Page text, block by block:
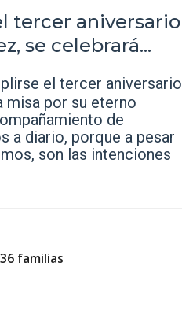
tercer aniversario
se celebrará...
el tercer aniversario
misa por su eterno
de
a diario, porque a pesar
son las intenciones
familias